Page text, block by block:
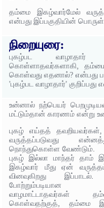
தம்மை இகழ்வார்மேல்
என்பது இப்பகுதியின்
நிறையுரை:
புகழ்பட
கொள்ளாதவர்களாகி,
கொள்வது எதனால்? என்பது
'புகழ்பட வாழாதார்' குறிப்பது
உன்னால் நற்பெயர்
மட்டும்தான் காரணம் என்று
புகழ் எய்தத்
வருத்தப்படுவது
நொந்துகொள்ள வேண்டும்.
புகழ் இல்லா மாந்தர் தாம்
இகழ்வார் மீது ஏன்
வினவுகிறது
போற்றும்படியான
வாழமாட்டாதவர்கள்
கொள்வதற்குத், தம்மை